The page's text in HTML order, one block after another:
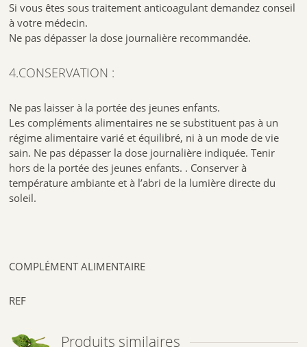
Si vous êtes sous traitement anticoagulant demandez conseil
à votre médecin.
Ne pas dépasser la dose journalière recommandée.
4.CONSERVATION :
Ne pas laisser à la portée des jeunes enfants.
Les compléments alimentaires ne se substituent pas à un
régime alimentaire varié et équilibré, ni à un mode de vie
sain. Ne pas dépasser la dose journalière indiquée. Tenir
hors de la portée des jeunes enfants. . Conserver à
température ambiante et à l’abri de la lumière directe du
soleil.
COMPLÉMENT ALIMENTAIRE
REF
Produits similaires